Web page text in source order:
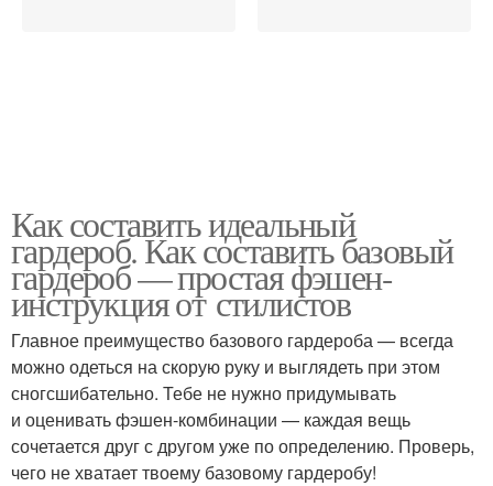
Как составить идеальный
гардероб. Как составить базовый
гардероб — простая фэшен-
инструкция от стилистов
Главное преимущество базового гардероба — всегда
можно одеться на скорую руку и выглядеть при этом
сногсшибательно. Тебе не нужно придумывать
и оценивать фэшен-комбинации — каждая вещь
сочетается друг с другом уже по определению. Проверь,
чего не хватает твоему базовому гардеробу!